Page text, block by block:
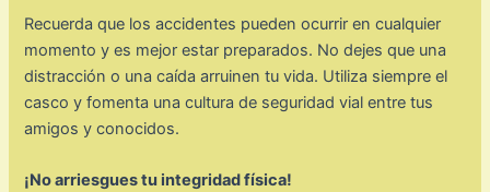
Recuerda que los accidentes pueden ocurrir en cualquier
momento y es mejor estar preparados. No dejes que una
distracción o una caída arruinen tu vida. Utiliza siempre el
casco y fomenta una cultura de seguridad vial entre tus
amigos y conocidos.
¡No arriesgues tu integridad física!